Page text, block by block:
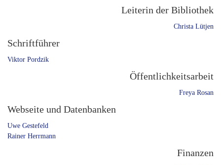
Leiterin der Bibliothek
Christa Lütjen
Schriftführer
Viktor Pordzik
Öffentlichkeitsarbeit
Freya Rosan
Webseite und Datenbanken
Uwe Gestefeld
Rainer Herrmann
Finanzen